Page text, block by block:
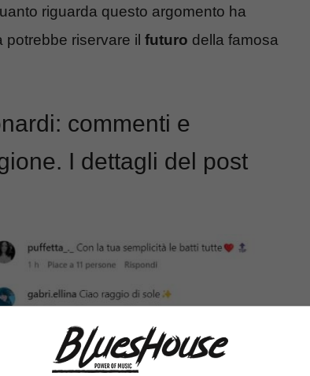
riguarda questo argomento ha
riservare il futuro della famosa
commenti e
I dettagli del post